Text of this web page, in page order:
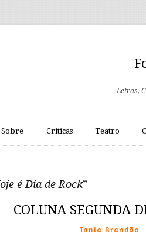
Letras,
Sobre Críticas Teatro
é Dia de Rock”
COLUNA SEGUNDA
Tania Brandão